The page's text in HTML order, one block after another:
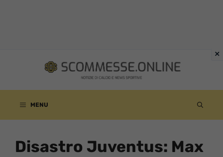
contenuto
MENU
Disastro Juventus: Max